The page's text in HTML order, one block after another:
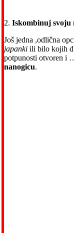
2. Iskombinuj svoju
Još jedna ,odlična
japanki ili bilo kojih
potpunosti otvoren i
nanogicu.